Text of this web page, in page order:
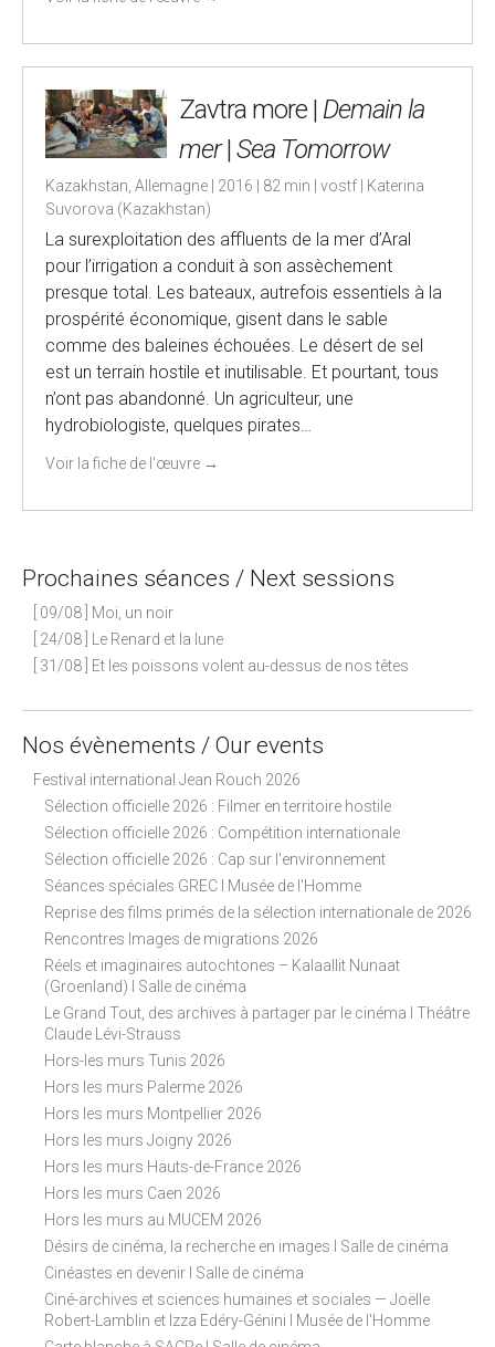
Zavtra more | Demain la
mer|Sea Tomorrow
Kazakhstan, Allemagne | 2016 | 82 min | vostf | Katerina
Suvorova (Kazakhstan)
La surexploitation des affluents de la mer d’Aral
pour l’irrigation a conduit à son assèchement
presque total. Les bateaux, autrefois essentiels à la
prospérité économique, gisent dans le sable
comme des baleines échouées. Le désert de sel
est un terrain hostile et inutilisable. Et pourtant, tous
n’ont pas abandonné. Un agriculteur, une
hydrobiologiste, quelques pirates…
Voir la fiche de l'œuvre →
Prochaines séances / Next sessions
[ 09/08 ] Moi, un noir
[ 24/08 ] Le Renard et la lune
[ 31/08 ] Et les poissons volent au-dessus de nos têtes
Nos évènements / Our events
Festival international Jean Rouch 2026
Sélection officielle 2026 : Filmer en territoire hostile
Sélection officielle 2026 : Compétition internationale
Sélection officielle 2026 : Cap sur l'environnement
Séances spéciales GREC I Musée de l'Homme
Reprise des films primés de la sélection internationale de 2026
Rencontres Images de migrations 2026
Réels et imaginaires autochtones – Kalaallit Nunaat
(Groenland) I Salle de cinéma
Le Grand Tout, des archives à partager par le cinéma I Théâtre
Claude Lévi-Strauss
Hors-les murs Tunis 2026
Hors les murs Palerme 2026
Hors les murs Montpellier 2026
Hors les murs Joigny 2026
Hors les murs Hauts-de-France 2026
Hors les murs Caen 2026
Hors les murs au MUCEM 2026
Désirs de cinéma, la recherche en images I Salle de cinéma
Cinéastes en devenir I Salle de cinéma
Ciné-archives et sciences humaines et sociales — Joëlle
Robert-Lamblin et Izza Edéry-Génini I Musée de l'Homme